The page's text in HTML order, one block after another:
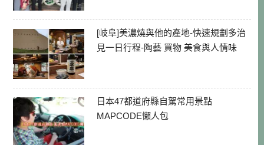
[岐阜]美濃燒與他的產地-快速規劃多治
見一日行程-陶藝 買物 美食與人情味
日本47都道府縣自駕常用景點
MAPCODE懶人包